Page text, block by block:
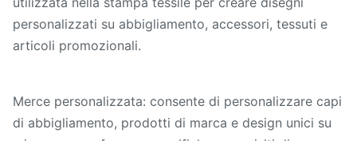
personalizzati su abbigliamento, accessori, tessuti e
articoli promozionali.
Merce personalizzata: consente di personalizzare capi
di abbigliamento, prodotti di marca e design unici su